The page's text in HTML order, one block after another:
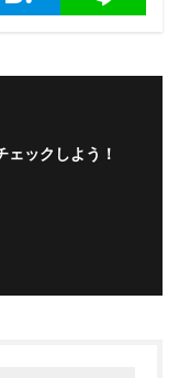
ェックしよう！